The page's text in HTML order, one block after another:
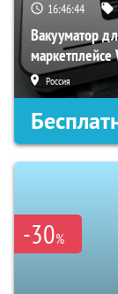
16:46:43
Вакууматор
Россия
-30%